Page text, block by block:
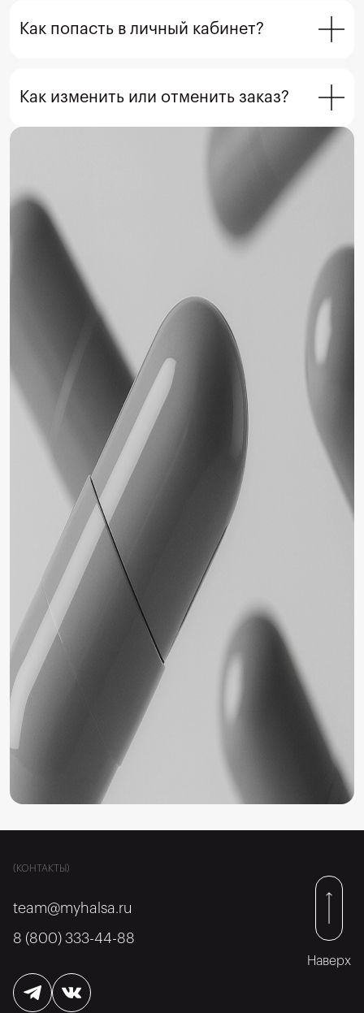
Как попасть в личный кабинет?
Как изменить или отменить заказ?
(КОНТАКТЫ)
team@myhalsa.ru
8 (800) 333-44-88
Наверх